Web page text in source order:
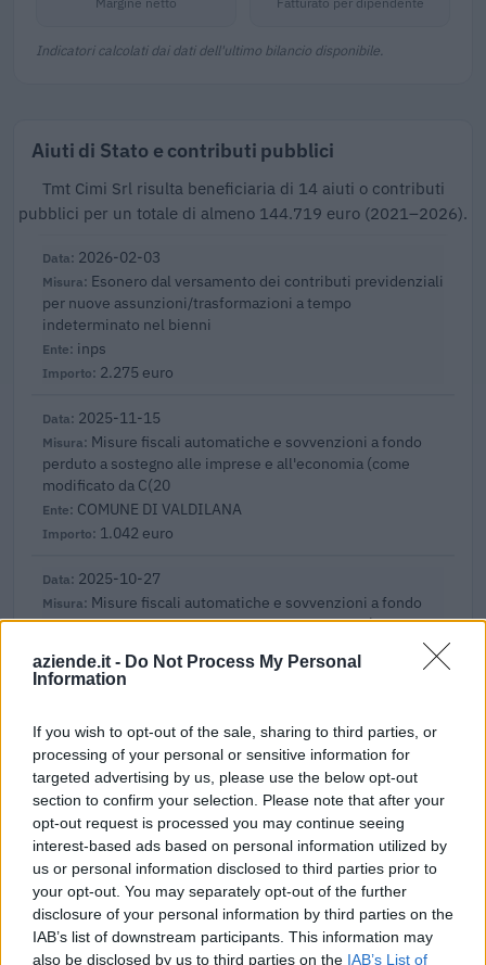
aziende.it - Do Not Process My Personal
Information
If you wish to opt-out of the sale, sharing to third parties, or
processing of your personal or sensitive information for
targeted advertising by us, please use the below opt-out
section to confirm your selection. Please note that after your
opt-out request is processed you may continue seeing
interest-based ads based on personal information utilized by
us or personal information disclosed to third parties prior to
your opt-out. You may separately opt-out of the further
disclosure of your personal information by third parties on the
IAB’s list of downstream participants. This information may
also be disclosed by us to third parties on the IAB’s List of
Indicatori calcolati dai dati dell'ultimo bilancio disponibile.
Aiuti di Stato e contributi pubblici
Tmt Cimi Srl risulta beneficiaria di 14 aiuti o contributi
pubblici per un totale di almeno 144.719 euro (2021–2026).
2026-02-03
Esonero dal versamento dei contributi previdenziali
per nuove assunzioni/trasformazioni a tempo
indeterminato nel bienni
inps
2.275 euro
2025-11-15
Misure fiscali automatiche e sovvenzioni a fondo
perduto a sostegno alle imprese e all'economia (come
modificato da C(20
COMUNE DI VALDILANA
1.042 euro
2025-10-27
Misure fiscali automatiche e sovvenzioni a fondo
perduto a sostegno alle imprese e all'economia (come
Comune di Quaregna Cerreto
2025-09-17
Avviso Pubblico ISI 2023
INAIL - Direzione Centrale Prevenzione
103.415 euro
2025-03-21
Esonero dal versamento dei contributi previdenziali
per nuove assunzioni/trasformazioni a tempo
indeterminato nel bienni
inps